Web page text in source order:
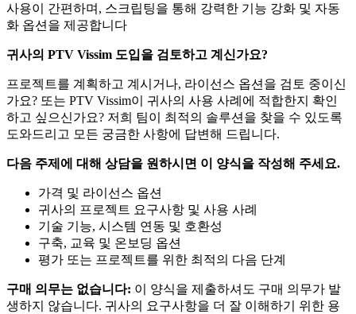
사용이 간편하며, 스크립팅을 통해 강력한 기능 강화 및 자동
화 옵션을 제공합니다
귀사의 PTV Vissim 도입을 검토하고 계신가요?
프로젝트를 계획하고 계시거나, 라이선스 옵션을 검토 중이신
가요? 또는 PTV Vissim이 귀사의 사용 사례에 적합한지 확인
하고 싶으신가요? 저희 팀이 최적의 솔루션을 찾을 수 있도록
도와드리고 모든 궁금한 사항에 답변해 드립니다.
다음 주제에 대해 상담을 원하시면 이 양식을 작성해 주세요.
가격 및 라이선스 옵션
귀사의 프로젝트 요구사항 및 사용 사례
기술 기능, 시스템 연동 및 호환성
구축, 교육 및 온보딩 옵션
평가 또는 프로젝트를 위한 최적의 다음 단계
구매 의무는 없습니다: 이 양식을 제출하셔도 구매 의무가 발
생하지 않습니다. 귀사의 요구사항을 더 잘 이해하기 위한 용